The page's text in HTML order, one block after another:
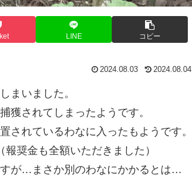
LINE コピー
2024.08.03 2024.08.04
まいました。
獲されてしまったようです。
されているわなに入ったもようです。
奨金も全額いただきました）
が…まさか別のわなにかかるとは…